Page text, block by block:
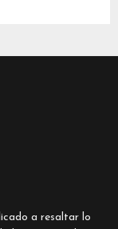
a resaltar lo